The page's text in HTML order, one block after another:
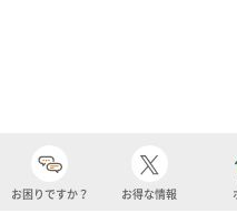
お困りですか？ お得な情報